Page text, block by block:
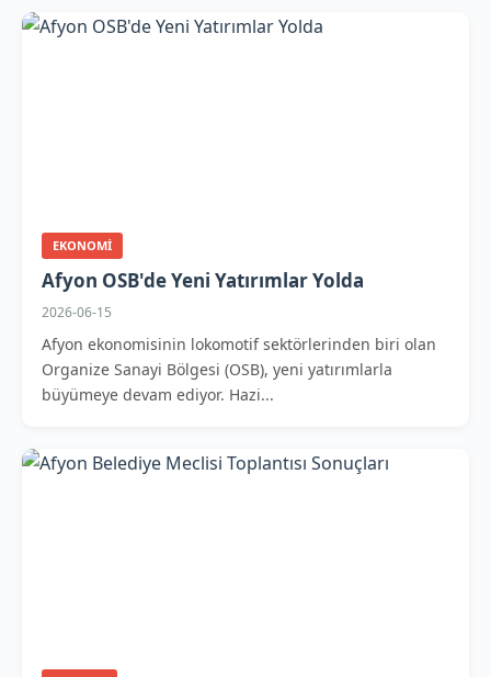
EKONOMI
Afyon OSB'de Yeni Yatırımlar Yolda
2026-06-15
Afyon ekonomisinin lokomotif sektörlerinden biri olan
Organize Sanayi Bölgesi (OSB), yeni yatırımlarla
büyümeye devam ediyor. Hazi...